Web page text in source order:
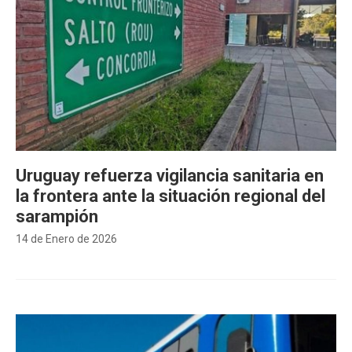
14 de Enero de 2026
Uruguay refuerza vigilancia sanitaria en
la frontera ante la situación regional del
sarampión